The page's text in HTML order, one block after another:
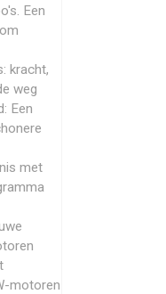
Een
kracht,
weg
Een
met
motoren